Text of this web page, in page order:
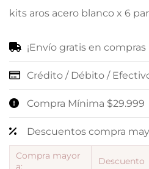
kits aros acero blanco x 6
¡Envío gratis en
Crédito / Débito /
Compra Mínima $29.999
Descuentos compra
Compra mayor
a:
Descuento